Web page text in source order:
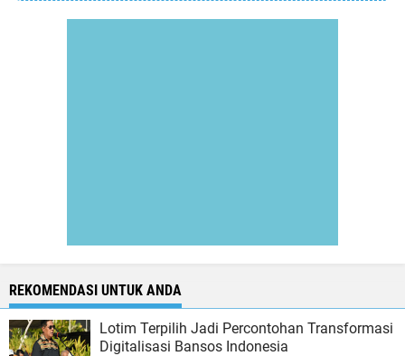
REKOMENDASI UNTUK ANDA
Lotim Terpilih Jadi Percontohan Transformasi
Digitalisasi Bansos Indonesia